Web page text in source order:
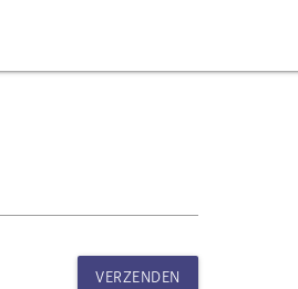
VERZENDEN